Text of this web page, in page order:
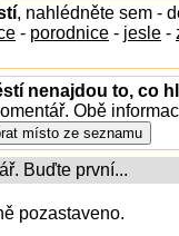
, nahlédněte sem -
- porodnice - jesle -
nenajdou to, co
Obě
Buďte první...
pozastaveno.